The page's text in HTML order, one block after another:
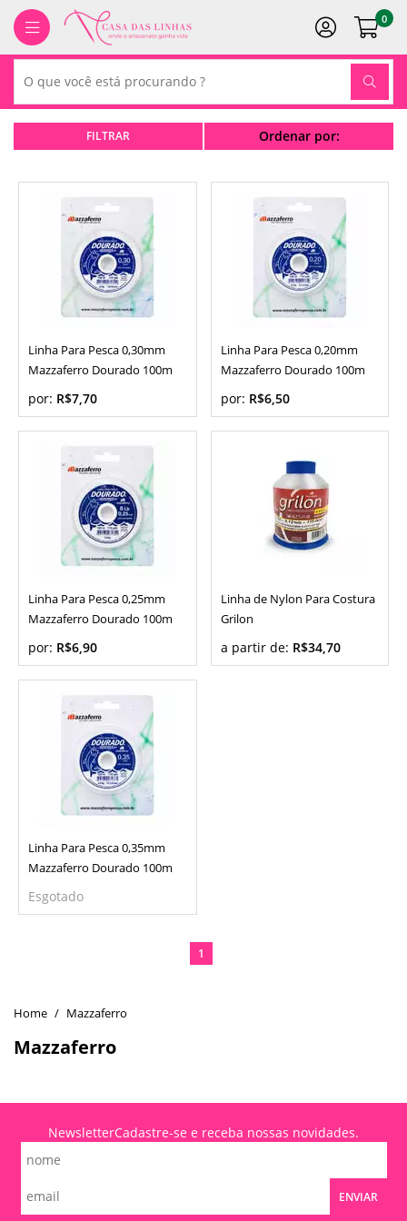
0
Mazzaferro
Mazzaferro
Ordenar por:
Linha Para Pesca 0,30mm
Mazzaferro Dourado 100m
por: R$7,70
Linha Para Pesca 0,20mm
Mazzaferro Dourado 100m
por: R$6,50
Linha Para Pesca 0,25mm
Mazzaferro Dourado 100m
por: R$6,90
Linha de Nylon Para Costura
Grilon
a partir de: R$34,70
Linha Para Pesca 0,35mm
Mazzaferro Dourado 100m
Esgotado
1
NewsletterCadastre-se e receba nossas novidades.
ENVIAR